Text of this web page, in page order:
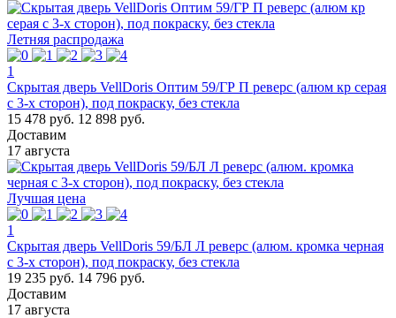
Летняя распродажа
1
Скрытая дверь VellDoris Оптим 59/ГР П реверс (алюм кр серая
с 3-х сторон), под покраску, без стекла
15 478 руб. 12 898 руб.
Доставим
17 августа
Лучшая цена
1
Скрытая дверь VellDoris 59/БЛ Л реверс (алюм. кромка черная
с 3-х сторон), под покраску, без стекла
19 235 руб. 14 796 руб.
Доставим
17 августа